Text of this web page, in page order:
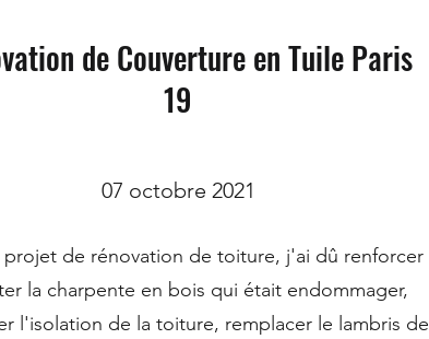
de Couverture en Tuile Paris
19
07 octobre 2021
projet de rénovation de toiture, j'ai dû renforcer
la charpente en bois qui était endommager,
l'isolation de la toiture, remplacer le lambris de